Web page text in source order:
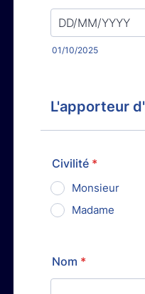
01/10/2025
L'apporteur
Civilité *
Monsieur
Madame
Nom *